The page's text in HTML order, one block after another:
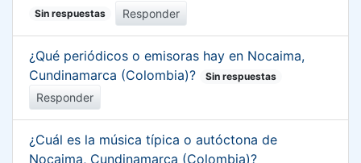
Sin respuestas Responder
¿Qué periódicos o emisoras hay en Nocaima,
Cundinamarca (Colombia)?
Sin respuestas
Responder
¿Cuál es la música típica o autóctona de
Nocaima, Cundinamarca (Colombia)?